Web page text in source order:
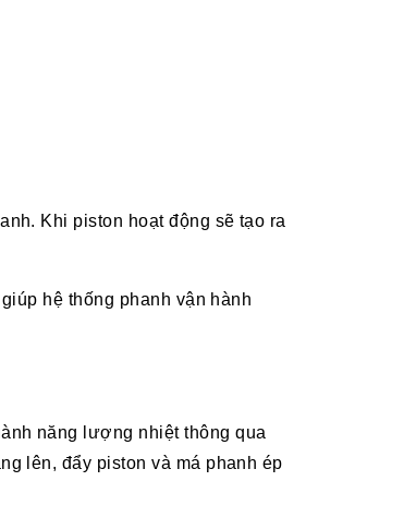
Khi piston hoạt động sẽ tạo ra
hệ thống phanh vận hành
năng lượng nhiệt thông qua
lên, đẩy piston và má phanh ép